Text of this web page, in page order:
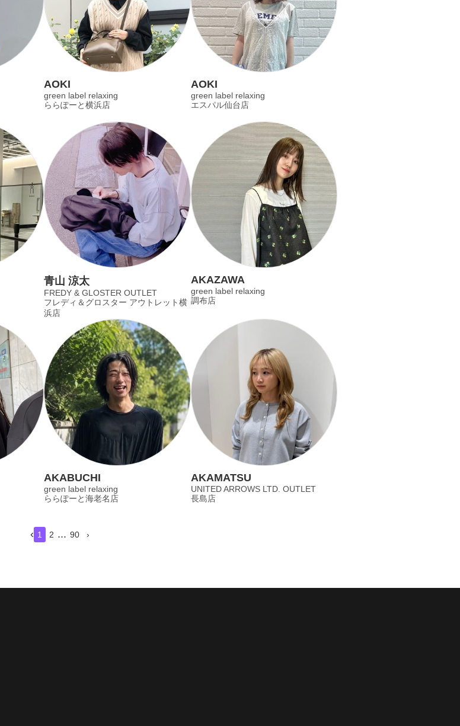
AOKI
green label relaxing
ららぽーと横浜店
AOKI
green label relaxing
エスパル仙台店
青山 涼太
FREDY & GLOSTER OUTLET
フレディ＆グロスター アウトレット横
浜店
AKAZAWA
green label relaxing
調布店
AKABUCHI
green label relaxing
ららぽーと海老名店
AKAMATSU
UNITED ARROWS LTD. OUTLET
長島店
‹ 1 2 ... 90 ›